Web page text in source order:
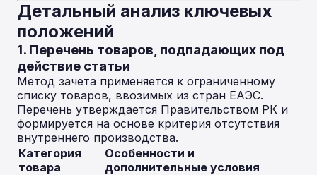
Детальный анализ ключевых
положений
1. Перечень товаров, подпадающих под
действие статьи
Метод зачета применяется к ограниченному
списку товаров, ввозимых из стран ЕАЭС.
Перечень утверждается Правительством РК и
формируется на основе критерия отсутствия
внутреннего производства.
Категория
товара
Особенности и
дополнительные условия